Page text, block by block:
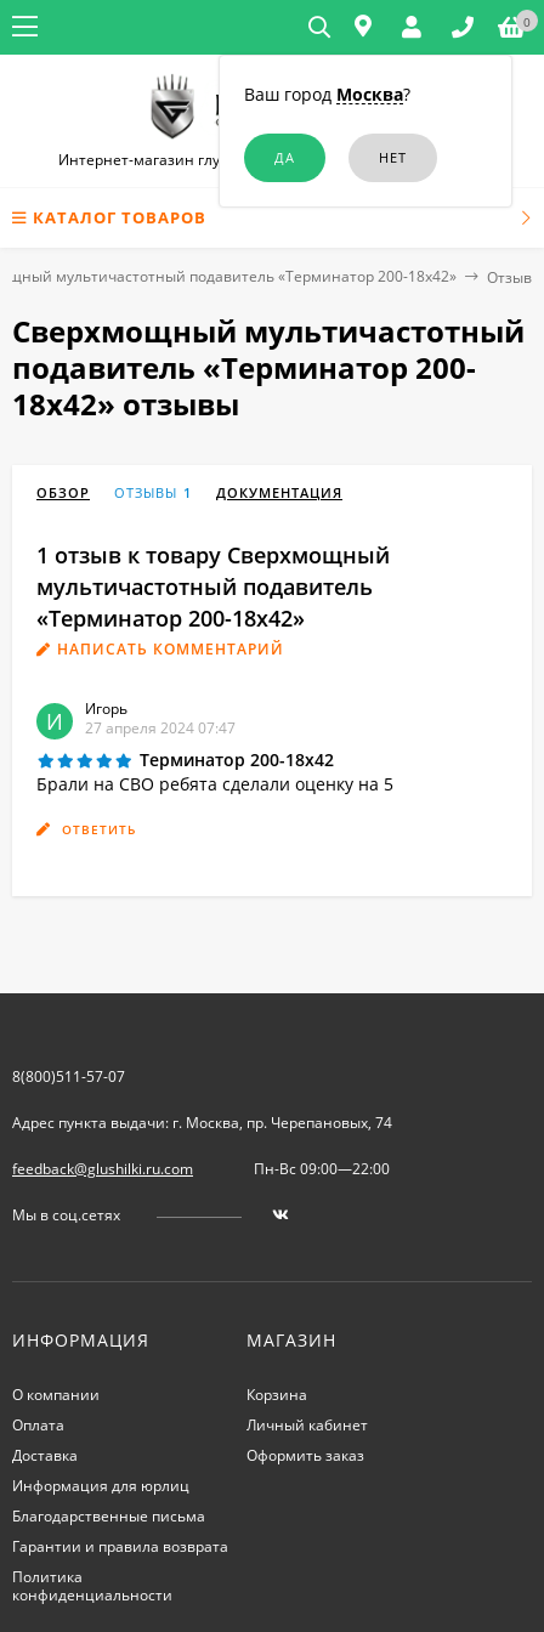
Ваш город Москва?
0
Интернет-магазин глушилок связи и диктофонов в Москве
КАТАЛОГ ТОВАРОВ
мультичастотный подавитель «Терминатор 200-18х42» Отзывы
Сверхмощный мультичастотный
подавитель «Терминатор 200-
18х42» отзывы
ОБЗОР ОТЗЫВЫ 1 ДОКУМЕНТАЦИЯ
1 отзыв к товару Сверхмощный
мультичастотный подавитель
«Терминатор 200-18х42»
НАПИСАТЬ КОММЕНТАРИЙ
И
Игорь
27 апреля 2024 07:47
Терминатор 200-18х42
Брали на СВО ребята сделали оценку на 5
ОТВЕТИТЬ
8(800)511-57-07
Адрес пункта выдачи: г. Москва, пр. Черепановых, 74
feedback@glushilki.ru.com Пн-Вс 09:00—22:00
Мы в соц.сетях
ИНФОРМАЦИЯ
О компании
Оплата
Доставка
Информация для юрлиц
Благодарственные письма
Гарантии и правила возврата
Политика
конфиденциальности
МАГАЗИН
Корзина
Личный кабинет
Оформить заказ